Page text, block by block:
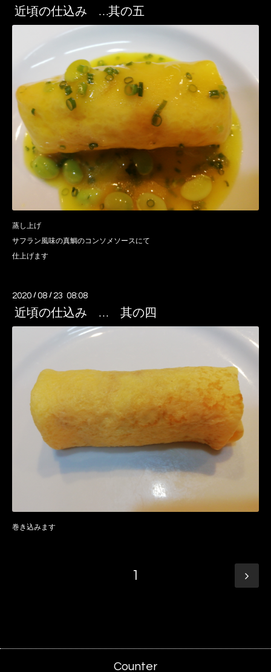
近頃の仕込み …其の五
蒸し上げ
サフラン風味の真鯛のコンソメソースにて
仕上げます
2020 /08 / 23 08:08
近頃の仕込み … 其の四
巻き込みます
1
Counter